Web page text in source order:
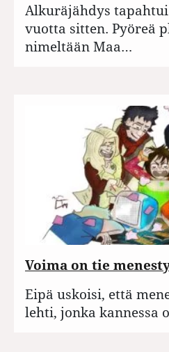
Alkuräjähdys
vuotta sitten. Pyöreä
nimeltään Maa…
Voima on tie
Eipä uskoisi, että
lehti, jonka kannessa